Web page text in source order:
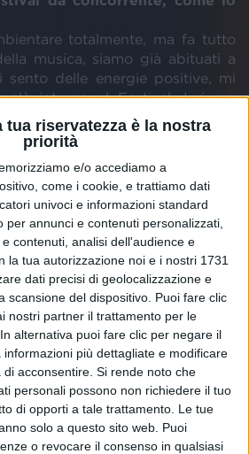
tua riservatezza è la nostra
priorità
e/o accediamo a
come i cookie, e trattiamo dati
univoci e informazioni standard
per annunci e contenuti personalizzati,
contenuti, analisi dell'audience e
la tua autorizzazione noi e i nostri 1731
dati precisi di geolocalizzazione e
scansione del dispositivo. Puoi fare clic
nostri partner il trattamento per le
alternativa puoi fare clic per negare il
più dettagliate e modificare
acconsentire. Si rende noto che
personali possono non richiedere il tuo
di opporti a tale trattamento. Le tue
solo a questo sito web. Puoi
o revocare il consenso in qualsiasi
totalmente, ma fa tutto
musica, siamo già abituati a
sento delle energie positive, mi
intorno al Festival. Ieri ero
perché ho prima bisogno di
mentre ora sono sereno… Dico
sul palco in lacrime!
Hai fatto sogni sul Festival?
perché ho preso il festival
stesso, voglio dare il massimo
canzone che per me significa
questi giorni.
fa muovere?
ritmata, anche se non segue il
reggaeton: ha più ritmi house,
Si piange e si balla.